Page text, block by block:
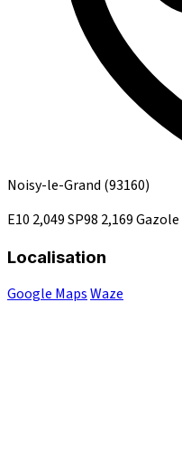
Noisy-le-Grand (93160)
E10 2,049SP98 2,169Gazole
Localisation
Google MapsWaze